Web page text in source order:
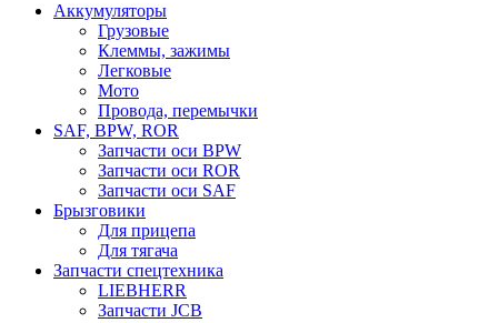
Аккумуляторы
Грузовые
Клеммы, зажимы
Легковые
Мото
Провода, перемычки
SAF, BPW, ROR
Запчасти оси BPW
Запчасти оси ROR
Запчасти оси SAF
Брызговики
Для прицепа
Для тягача
Запчасти спецтехника
LIEBHERR
Запчасти JCB